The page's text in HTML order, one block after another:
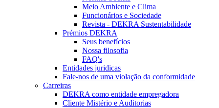
Meio Ambiente e Clima
Funcionários e Sociedade
Revista - DEKRA Sustentabilidade
Prémios DEKRA
Seus benefícios
Nossa filosofia
FAQ's
Entidades juridicas
Fale-nos de uma violação da conformidade
Carreiras
DEKRA como entidade empregadora
Cliente Mistério e Auditorias